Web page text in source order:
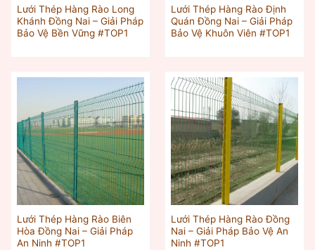
Lưới Thép Hàng Rào Long
Khánh Đồng Nai – Giải Pháp
Bảo Vệ Bền Vững #TOP1
Lưới Thép Hàng Rào Định
Quán Đồng Nai – Giải Pháp
Bảo Vệ Khuôn Viên #TOP1
Lưới Thép Hàng Rào Biên
Hòa Đồng Nai – Giải Pháp
An Ninh #TOP1
Lưới Thép Hàng Rào Đồng
Nai – Giải Pháp Bảo Vệ An
Ninh #TOP1